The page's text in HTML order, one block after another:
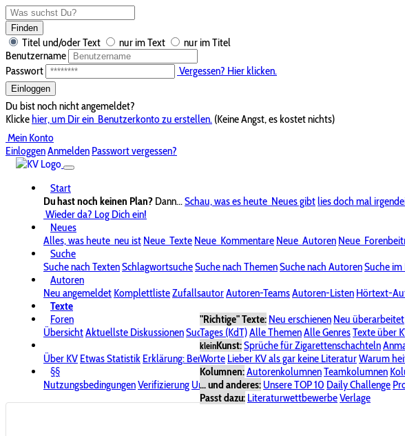
Finden
Titel und/oder Text nur im Text
nur im Titel
Benutzername
Passwort
Vergessen? Hier klicken.
Einloggen
Du bist noch nicht angemeldet?
Klickehier, um Dir ein Benutzerkonto zu erstellen. (Keine Angst, es kostet nichts)
Mein Konto
EinloggenAnmelden Passwort vergessen?
Start
Du hast noch keinen Plan? Dann...Schau, was es heute Neues gibtlies doch mal
Wieder da? Log Dich ein!
Neues
Alles, was heute neu ist Neue Texte Neue Kommentare Neue Autoren Neue
Suche
Suche nach TextenSchlagwortsucheSuche nach ThemenSuche nach AutorenSuche
Autoren
Neu angemeldet KomplettlisteZufallsautorAutoren-TeamsAutoren-Listen Hörtext-
Texte
"Richtige" Texte: Neu erschienen Neu überarbeitet
Tages (KdT)Alle ThemenAlle GenresTexte über
kleinKunst:Sprüche für Zigarettenschachteln
Worte Lieber KV als gar keine LiteraturWarum
Kolumnen:AutorenkolumnenTeamkolumnen
... und anderes: Unsere TOP 10 Daily Challenge
Passt dazu: LiteraturwettbewerbeVerlage
Foren
ÜbersichtAktuellste DiskussionenSuche im ForumBereich "KV-Board"Bereich
Über KV Etwas Statistik Erklärung: BenutzersymboleSpende für KV Unsere
§§
NutzungsbedingungenVerifizierung UrheberrechtAvatare & BilderStalking